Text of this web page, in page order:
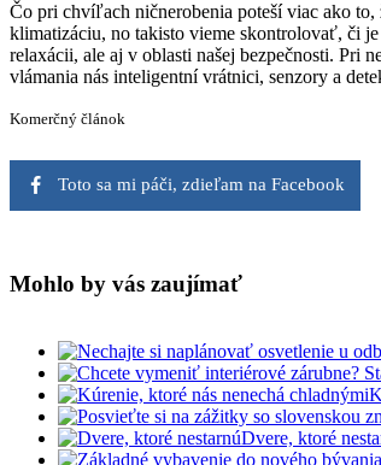
Čo pri chvíľach ničnerobenia poteší viac ako
klimatizáciu, no takisto vieme skontrolovať, či
relaxácii, ale aj v oblasti našej bezpečnosti. Pri
vlámania nás inteligentní vrátnici, senzory a
Komerčný článok
Toto sa mi páči, zdieľam na Facebook
Mohlo by vás zaujímať
Dvere, ktoré